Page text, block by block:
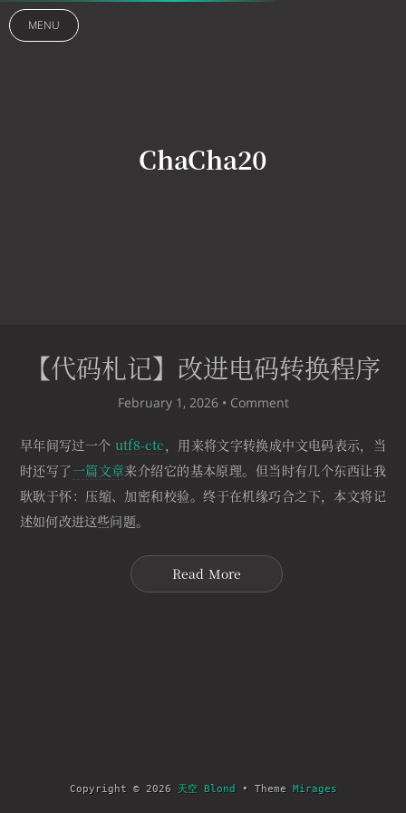
MENU
ChaCha20
【代码札记】改进电码转换程序
February 1, 2026 • Comment
早年间写过一个 utf8-ctc，用来将文字转换成中文电码表示，当
时还写了一篇文章来介绍它的基本原理。但当时有几个东西让我
耿耿于怀：压缩、加密和校验。终于在机缘巧合之下，本文将记
述如何改进这些问题。
Read More
Copyright © 2026 天空 Blond • Theme Mirages